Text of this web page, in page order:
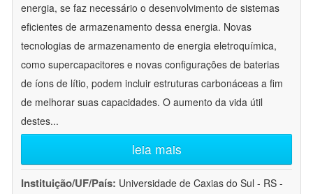
energia, se faz necessário o desenvolvimento de sistemas
eficientes de armazenamento dessa energia. Novas
tecnologias de armazenamento de energia eletroquímica,
como supercapacitores e novas configurações de baterias
de íons de lítio, podem incluir estruturas carbonáceas a fim
de melhorar suas capacidades. O aumento da vida útil
destes...
leia mais
Instituição/UF/País: Universidade de Caxias do Sul - RS -